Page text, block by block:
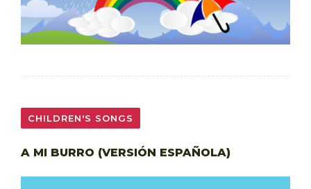
CHILDREN'S SONGS
A MI BURRO (VERSIÓN ESPAÑOLA)